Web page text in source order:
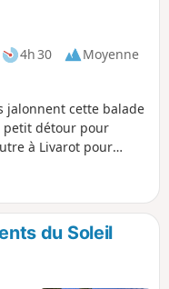
4h 30
Moyenne
jalonnent cette balade
petit détour pour
à Livarot pour
du Soleil